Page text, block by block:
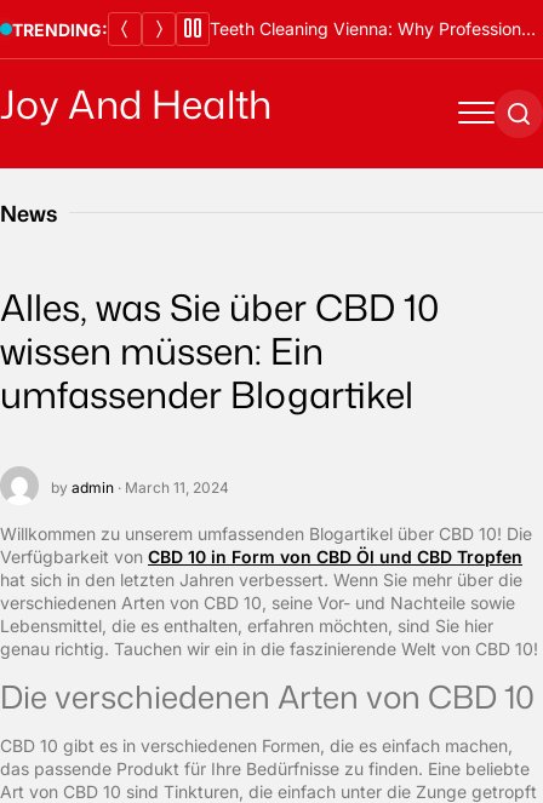
to
TRENDING: Teeth Cleaning Vienna: Why Professional Cleanings Are Essential
Joy And Health Menu
News
Alles, was Sie über CBD 10
wissen müssen: Ein
umfassender Blogartikel
by admin · March 11, 2024
Willkommen zu unserem umfassenden Blogartikel über CBD 10! Die
Verfügbarkeit von CBD 10 in Form von CBD Öl und CBD Tropfen
hat sich in den letzten Jahren verbessert. Wenn Sie mehr über die
verschiedenen Arten von CBD 10, seine Vor- und Nachteile sowie
Lebensmittel, die es enthalten, erfahren möchten, sind Sie hier
genau richtig. Tauchen wir ein in die faszinierende Welt von CBD 10!
Die verschiedenen Arten von CBD 10
CBD 10 gibt es in verschiedenen Formen, die es einfach machen,
das passende Produkt für Ihre Bedürfnisse zu finden. Eine beliebte
Art von CBD 10 sind Tinkturen, die einfach unter die Zunge getropft